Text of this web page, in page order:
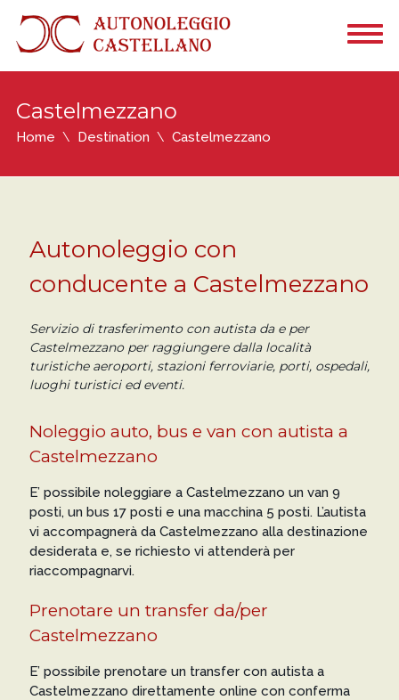
Castelmezzano
Home Destination Castelmezzano
Autonoleggio con
conducente a Castelmezzano
Servizio di trasferimento con autista da e per
Castelmezzano per raggiungere dalla località
turistiche aeroporti, stazioni ferroviarie, porti, ospedali,
luoghi turistici ed eventi.
Noleggio auto, bus e van con autista a
Castelmezzano
E’ possibile noleggiare a Castelmezzano un van 9
posti, un bus 17 posti e una macchina 5 posti. L’autista
vi accompagnerà da Castelmezzano alla destinazione
desiderata e, se richiesto vi attenderà per
riaccompagnarvi.
Prenotare un transfer da/per
Castelmezzano
E’ possibile prenotare un transfer con autista a
Castelmezzano direttamente online con conferma